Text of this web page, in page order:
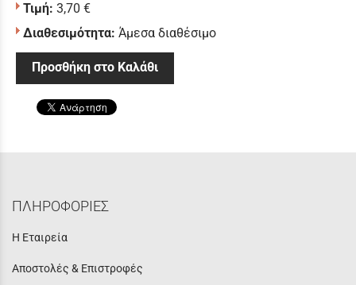
Τιμή: 3,70 €
Διαθεσιμότητα: Άμεσα διαθέσιμο
Προσθήκη στο Καλάθι
ΠΛΗΡΟΦΟΡΙΕΣ
Η Εταιρεία
Αποστολές & Επιστροφές